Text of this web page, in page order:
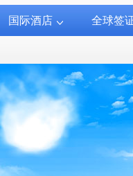
国际酒店 全球签